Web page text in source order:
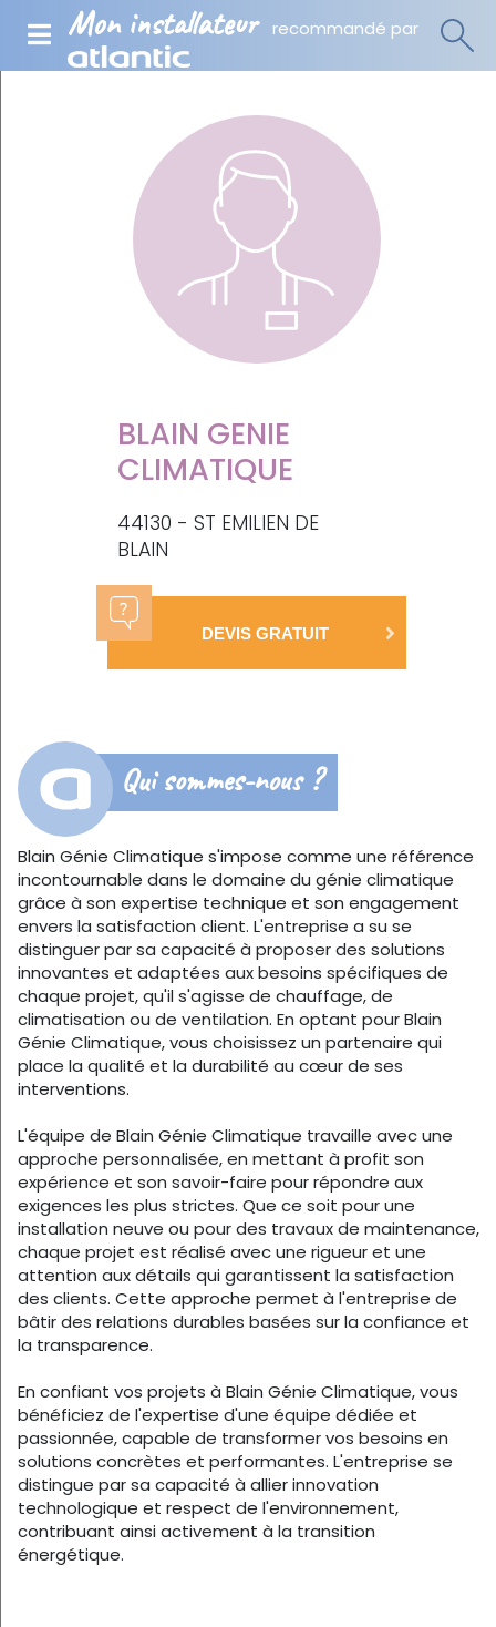
Mon installateur recommandé par
BLAIN GENIE
CLIMATIQUE
44130 - ST EMILIEN DE
BLAIN
DEVIS GRATUIT
Qui sommes-nous ?
Blain Génie Climatique s'impose comme une référence
incontournable dans le domaine du génie climatique
grâce à son expertise technique et son engagement
envers la satisfaction client. L'entreprise a su se
distinguer par sa capacité à proposer des solutions
innovantes et adaptées aux besoins spécifiques de
chaque projet, qu'il s'agisse de chauffage, de
climatisation ou de ventilation. En optant pour Blain
Génie Climatique, vous choisissez un partenaire qui
place la qualité et la durabilité au cœur de ses
interventions.
L'équipe de Blain Génie Climatique travaille avec une
approche personnalisée, en mettant à profit son
expérience et son savoir-faire pour répondre aux
exigences les plus strictes. Que ce soit pour une
installation neuve ou pour des travaux de maintenance,
chaque projet est réalisé avec une rigueur et une
attention aux détails qui garantissent la satisfaction
des clients. Cette approche permet à l'entreprise de
bâtir des relations durables basées sur la confiance et
la transparence.
En confiant vos projets à Blain Génie Climatique, vous
bénéficiez de l'expertise d'une équipe dédiée et
passionnée, capable de transformer vos besoins en
solutions concrètes et performantes. L'entreprise se
distingue par sa capacité à allier innovation
technologique et respect de l'environnement,
contribuant ainsi activement à la transition
énergétique.